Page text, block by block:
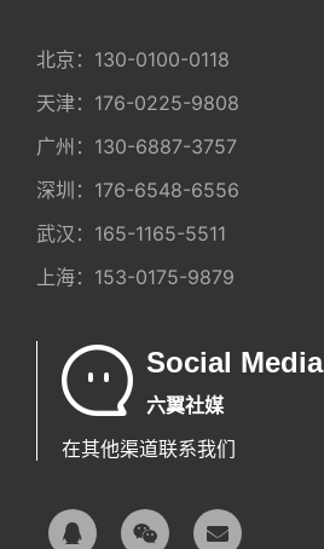
北京： 130-0100-0118
天津： 176-0225-9808
广州： 130-6887-3757
深圳： 176-6548-6556
武汉： 165-1165-5511
上海： 153-0175-9879
Social Media
六翼社媒
在其他渠道联系我们